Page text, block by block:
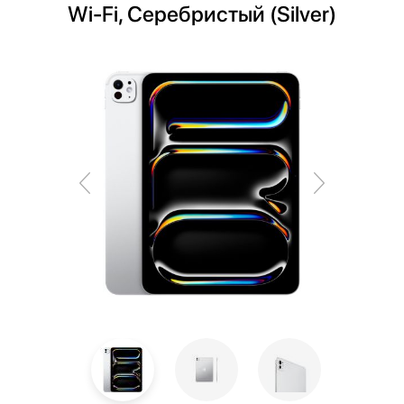
Wi-Fi, Серебристый (Silver)